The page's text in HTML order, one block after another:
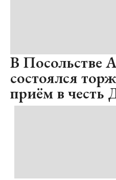
В Посольстве
состоялся
приём в честь